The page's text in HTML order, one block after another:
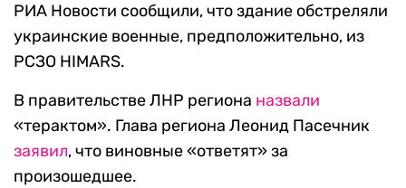
РИА Новости сообщили, что здание обстреляли
украинские военные, предположительно, из
РСЗО HIMARS.
В правительстве ЛНР региона назвали
«терактом». Глава региона Леонид Пасечник
заявил, что виновные «ответят» за
произошедшее.